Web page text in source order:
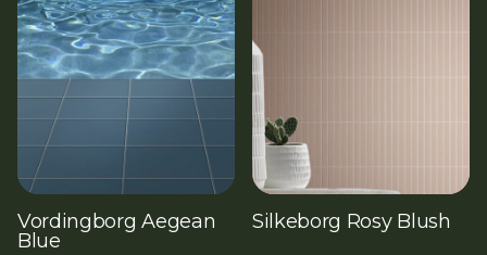
Vordingborg Aegean
Blue
Silkeborg Rosy Blush